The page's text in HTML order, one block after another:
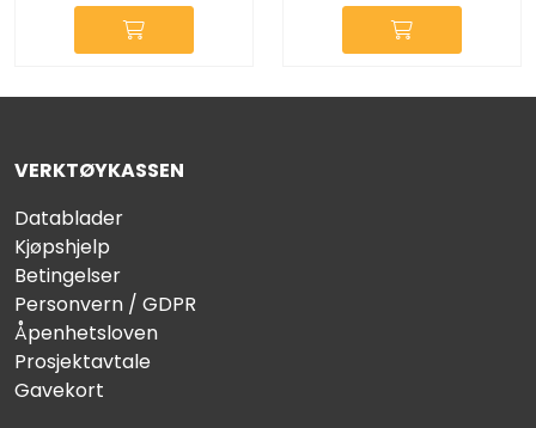
VERKTØYKASSEN
Datablader
Kjøpshjelp
Betingelser
Personvern / GDPR
Åpenhetsloven
Prosjektavtale
Gavekort